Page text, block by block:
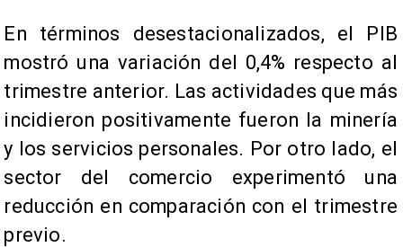
En términos desestacionalizados, el PIB
mostró una variación del 0,4% respecto al
trimestre anterior. Las actividades que más
incidieron positivamente fueron la minería
y los servicios personales. Por otro lado, el
sector del comercio experimentó una
reducción en comparación con el trimestre
previo.